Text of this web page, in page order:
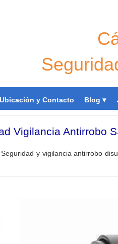
Ubicación y Contacto Blog ▾
Vigilancia Antirrobo
y vigilancia antirrobo